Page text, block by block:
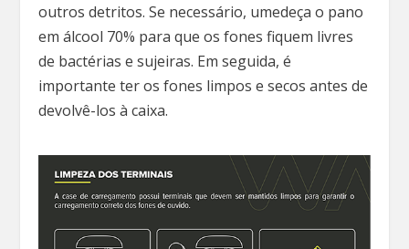
outros detritos. Se necessário, umedeça o pano
em álcool 70% para que os fones fiquem livres
de bactérias e sujeiras. Em seguida, é
importante ter os fones limpos e secos antes de
devolvê-los à caixa.